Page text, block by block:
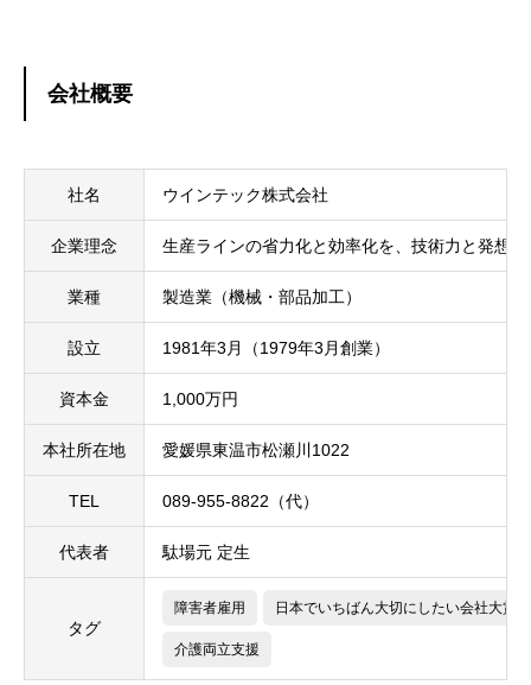
会社概要
社名 ウインテック株式会社
企業理念 生産ラインの省力化と効率化を、技術力と発想
業種 製造業（機械・部品加工）
設立 1981年3月（1979年3月創業）
資本金 1,000万円
本社所在地 愛媛県東温市松瀬川1022
TEL 089-955-8822（代）
代表者 駄場元 定生
タグ
障害者雇用 日本でいちばん大切にしたい会社大賞
介護両立支援